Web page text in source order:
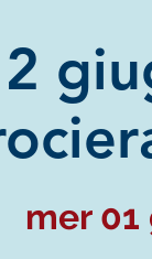
mer 01